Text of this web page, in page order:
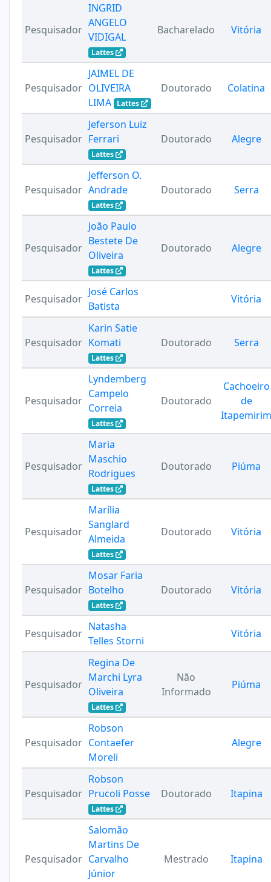
Pesquisador
INGRID
ANGELO
VIDIGAL
Lattes
Bacharelado Vitória
Pesquisador
JAIMEL DE
OLIVEIRA
LIMA Lattes
Doutorado Colatina
Pesquisador
Jeferson Luiz
Ferrari
Lattes
Doutorado Alegre
Pesquisador
Jefferson O.
Andrade
Lattes
Doutorado Serra
Pesquisador
João Paulo
Bestete De
Oliveira
Lattes
Doutorado Alegre
Pesquisador
José Carlos
Batista
Vitória
Pesquisador
Karin Satie
Komati
Lattes
Doutorado Serra
Pesquisador
Lyndemberg
Campelo
Correia
Lattes
Doutorado
Cachoeiro
de
Itapemirim
Pesquisador
Maria
Maschio
Rodrigues
Lattes
Doutorado Piúma
Pesquisador
Marília
Sanglard
Almeida
Lattes
Doutorado Vitória
Pesquisador
Mosar Faria
Botelho
Lattes
Doutorado Vitória
Pesquisador
Natasha
Telles Storni
Vitória
Pesquisador
Regina De
Marchi Lyra
Oliveira
Lattes
Não
Informado
Piúma
Pesquisador
Robson
Contaefer
Moreli
Alegre
Pesquisador
Robson
Prucoli Posse
Lattes
Doutorado Itapina
Pesquisador
Salomão
Martins De
Carvalho
Júnior
Mestrado Itapina